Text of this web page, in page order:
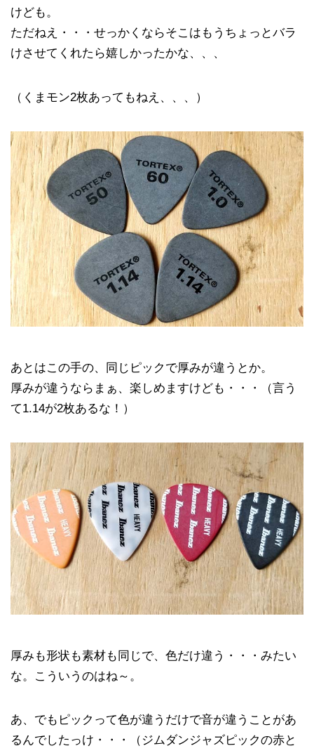
けども。
ただねえ・・・せっかくならそこはもうちょっとバラ
けさせてくれたら嬉しかったかな、、、
（くまモン2枚あってもねえ、、、）
あとはこの手の、同じピックで厚みが違うとか。
厚みが違うならまぁ、楽しめますけども・・・（言う
て1.14が2枚あるな！）
厚みも形状も素材も同じで、色だけ違う・・・みたい
な。こういうのはね～。
あ、でもピックって色が違うだけで音が違うことがあ
るんでしたっけ・・・（ジムダンジャズピックの赤と